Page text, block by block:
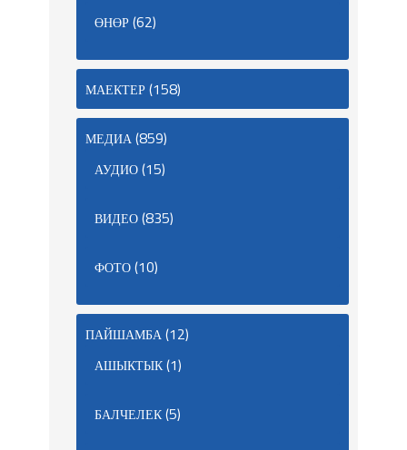
ӨНӨР(62)
МАЕКТЕР(158)
МЕДИА(859)
АУДИО(15)
ВИДЕО(835)
ФОТО(10)
ПАЙШАМБА(12)
АШЫКТЫК(1)
БАЛЧЕЛЕК(5)